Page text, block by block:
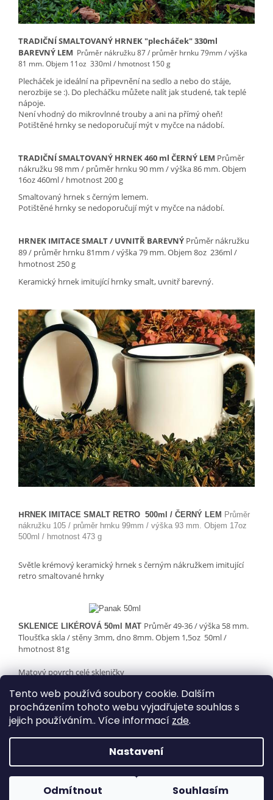
Tento web používá soubory cookie. Dalším
procházením tohoto webu vyjadřujete souhlas s
jejich používáním.. Více informací zde.
Nastavení
Odmítnout Souhlasím
TRADIČNÍ SMALTOVANÝ HRNEK "plecháček" 330ml
BAREVNÝ LEM Průměr nákružku 87 / průměr hrnku 79mm / výška
81 mm.Objem 11oz 330ml / hmotnost 150 g
Plecháček je ideální na připevnění na sedlo a nebo do stáje,
nerozbije se :). Do plecháčku můžete nalít jak studené, tak teplé
nápoje.
Není vhodný do mikrovlnné troubya ani na přímý oheň!
Potištěné hrnky se nedoporučují mýt v myčce na nádobí.
TRADIČNÍ SMALTOVANÝ HRNEK 460 ml ČERNÝ LEM Průměr
nákružku 98 mm / průměr hrnku 90 mm / výška 86 mm. Objem
16oz 460ml / hmotnost 200 g
Smaltovaný hrnek s černým lemem.
Potištěné hrnky se nedoporučují mýt v myčce na nádobí.
HRNEK IMITACE SMALT / UVNITŘ BAREVNÝ Průměr nákružku
89 / průměr hrnku 81mm / výška 79 mm.Objem 8oz 236ml /
hmotnost 250 g
Keramický hrnek imitující hrnky smalt, uvnitř barevný.
HRNEK IMITACE SMALT RETRO 500ml / ČERNÝ LEM Průměr
nákružku 105 / průměr hrnku 99mm / výška 93 mm. Objem 17oz
500ml / hmotnost 473 g
Světle krémový keramický hrnek s černým nákružkem imitující
retro smaltované hrnky
SKLENICE LIKÉROVÁ 50ml MAT Průměr 49-36 / výška 58 mm.
Tloušťka skla / stěny 3mm, dno 8mm.Objem 1,5oz 50ml /
hmotnost 81g
Matový povrch celé skleničky
Copyright 2026Paradisee - 4nohy na triku. Všechna
práva vyhrazena.